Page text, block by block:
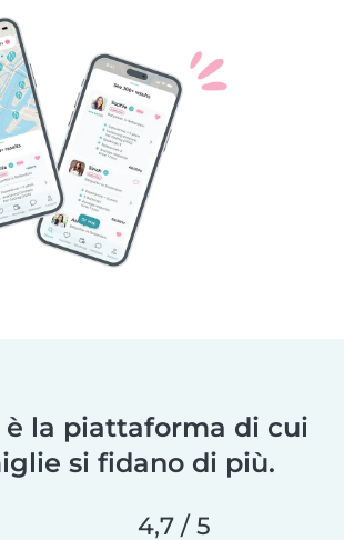
è la piattaforma di cui
si fidano di più.
4,7 / 5